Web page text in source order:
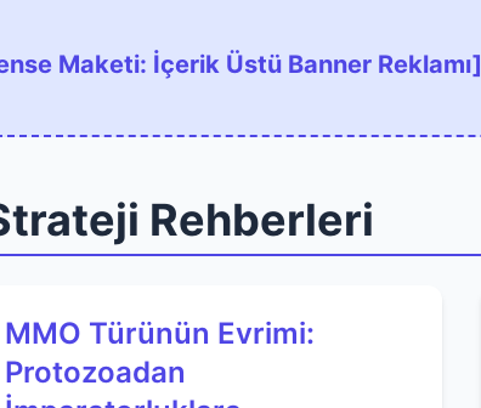
Maketi: İçerik Üstü Banner Reklamı]
Rehberleri
MMO Türünün Evrimi:
Protozoadan